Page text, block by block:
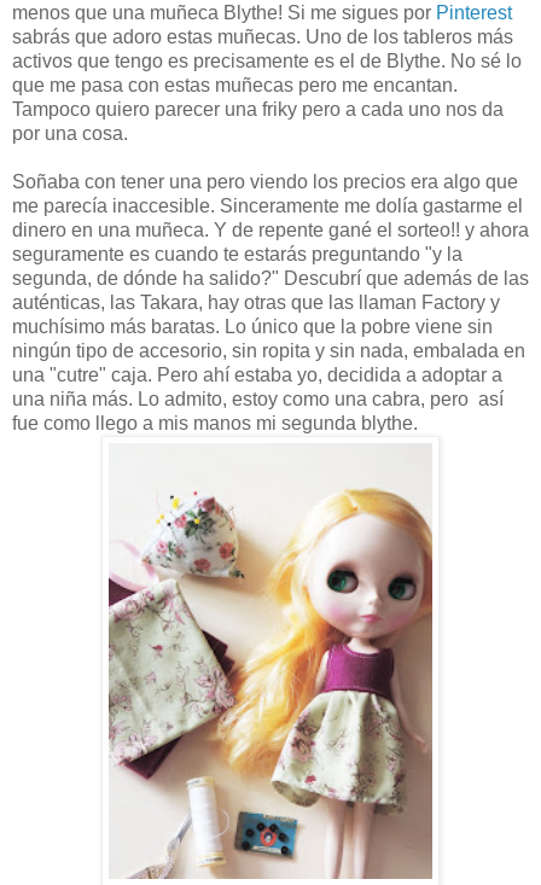
menos que una muñeca Blythe! Si me sigues por Pinterest
sabrás que adoro estas muñecas. Uno de los tableros más
activos que tengo es precisamente es el de Blythe. No sé lo
que me pasa con estas muñecas pero me encantan.
Tampoco quiero parecer una friky pero a cada uno nos da
por una cosa.
Soñaba con tener una pero viendo los precios era algo que
me parecía inaccesible. Sinceramente me dolía gastarme el
dinero en una muñeca. Y de repente gané el sorteo!! y ahora
seguramente es cuando te estarás preguntando "y la
segunda, de dónde ha salido?" Descubrí que además de las
auténticas, las Takara, hay otras que las llaman Factory y
muchísimo más baratas. Lo único que la pobre viene sin
ningún tipo de accesorio, sin ropita y sin nada, embalada en
una "cutre" caja. Pero ahí estaba yo, decidida a adoptar a
una niña más. Lo admito, estoy como una cabra, pero así
fue como llego a mis manos mi segunda blythe.